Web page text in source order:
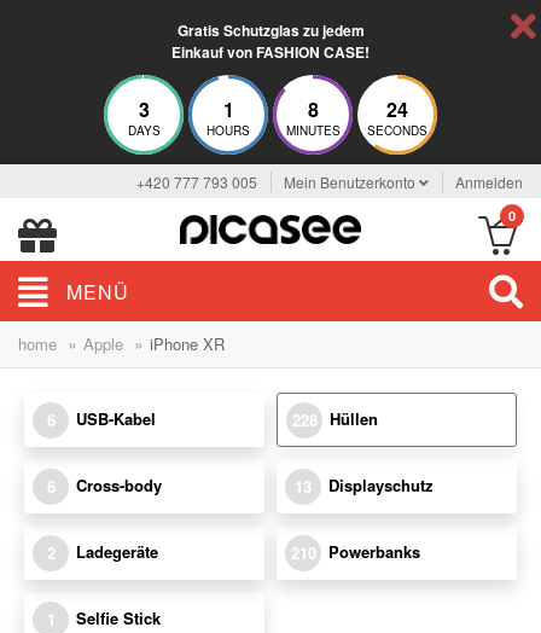
Gratis Schutzglas zu jedem
Einkauf von FASHION CASE!
3
DAYS
1
HOURS
8
MINUTES
23
SECONDS
+420 777 793 005 Mein Benutzerkonto Anmelden
0
MENÜ
home » Apple » iPhone XR
6 USB-Kabel 228 Hüllen
6 Cross-body 13 Displayschutz
2 Ladegeräte 210 Powerbanks
1 Selfie Stick